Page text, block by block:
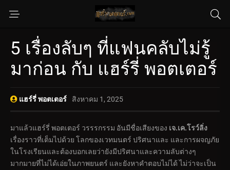
5 เรื่องลับๆ ที่แฟนคลับไม่รู้
มาก่อน กับ แฮร์รี่ พอตเตอร์
แฮร์รี่ พอตเตอร์ สิงหาคม 1, 2025
มาแล้วแฮร์รี่ พอตเตอร์ วรรรกรรม อันมีชื่อเสียงของ เจ.เค.โรว์ลิ่ง
เรื่องราวที่เต็มไปด้วย โลกของเวทมนตร์ ปริศนาและ และการผจญภัย
ในโรงเรียนและต้องบอกเลยว่ายังมีปริศนาและความลับต่างๆ
มากมายที่ไม่ได้เอ่ยในภาพยนตร์ และยังหาคำตอบไม่ได้ ไม่ว่าจะเป็น